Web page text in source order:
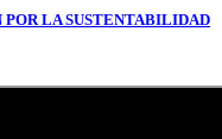
POR LA SUSTENTABILIDAD